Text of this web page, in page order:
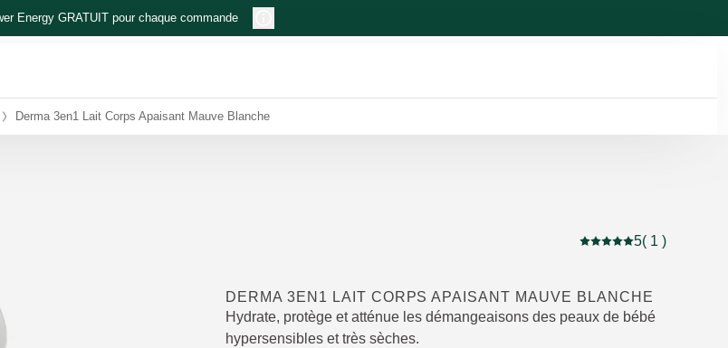
Energy GRATUIT pour chaque commande
Derma 3en1 Lait Corps Apaisant Mauve Blanche
Note actuelle : 5 sur 5
5( 1 )
DERMA 3EN1 LAIT CORPS APAISANT MAUVE BLANCHE
Hydrate, protège et atténue les démangeaisons des peaux de bébé
hypersensibles et très sèches.